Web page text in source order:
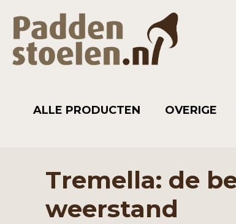
ALLE PRODUCTEN OVERIGE
Tremella: de
weerstand